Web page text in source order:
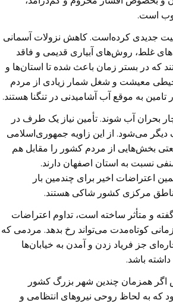
است.
جدیدی کرده‌است. کاهش نزولات آسمانی
غلط، روش‌های آبیاری قدیمی و فاقد
که در بستر زمان باعث شده تا استان‌ها و
معیشت و شغل شمار زیادی از مردم
به موقع آب آشامیدنی در تنگنا هستند.
بحران آب شوند. تأمین نیاز یک طرف در
می‌شود. از این زاویه جمهوری‌اسلامی
بخش‌هایی از مردم کشور را مقابل هم
نسبت به استان اصفهان دارند.
اعتراضات اخیر برای چندمین بار
مناطق مرکزی کشور شاکی هستند.
و متأثر ساخته است، تداوم اعتراضات
کوتاه‌مدت می‌تواند رخ بدهد. مردمی که
جز فریاد زدن و آمدن به خیابان‌ها
باشد.
همزمان چندین شهر بزرگ کشور
به لحاظ روحی نیروهای انتظامی و